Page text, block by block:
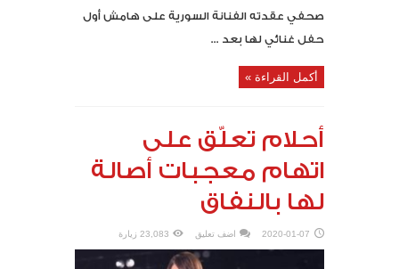
صحفي عقدته الفنانة السورية على هامش أول
حفل غنائي لها بعد ...
أكمل القراءة »
أحلام تعلّق على
اتهام معجبات أصالة
لها بالنفاق
2020-01-07 اضف تعليق 23,083 زيارة